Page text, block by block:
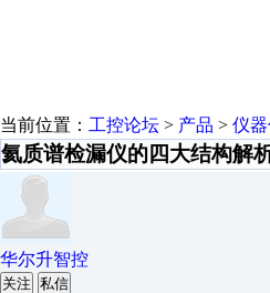
当前位置： 工控论坛 > 产品 > 仪
氦质谱检漏仪的四大结构解
华尔升智控
关注 私信